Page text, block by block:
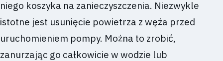
niego koszyka na zanieczyszczenia. Niezwykle
istotne jest usunięcie powietrza z węża przed
uruchomieniem pompy. Można to zrobić,
zanurzając go całkowicie w wodzie lub